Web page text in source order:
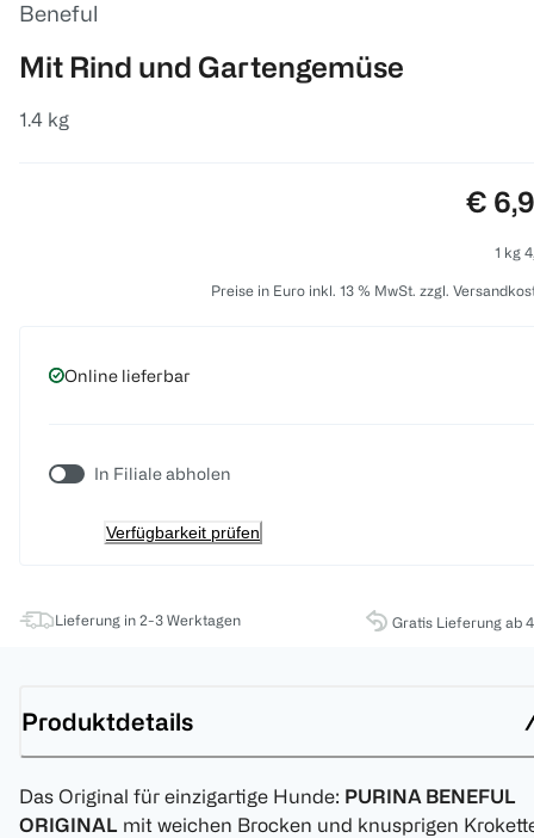
Beneful
Mit Rind und Gartengemüse
1.4 kg
€
1 kg
Preise in Euro inkl. 13 % MwSt. zzgl.
Online lieferbar
In Filiale abholen
Verfügbarkeit prüfen
Lieferung in 2-3 Werktagen Gratis Lieferung ab
Produktdetails
Das Original für einzigartige Hunde: PURINA BENEFUL
ORIGINAL mit weichen Brocken und knusprigen